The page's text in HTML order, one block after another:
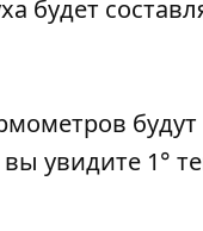
будет
увидите 1°